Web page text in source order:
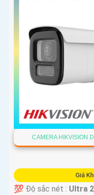
CAMERA HIKVISION
Giá
💯 Độ sắc nét : Ultra